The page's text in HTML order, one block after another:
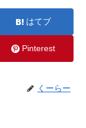
はてブ
Pinterest
くーらー